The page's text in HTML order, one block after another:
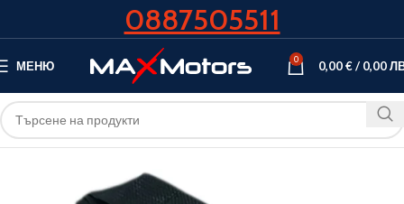
0887505511
МЕНЮ 0 0,00€/ 0,00